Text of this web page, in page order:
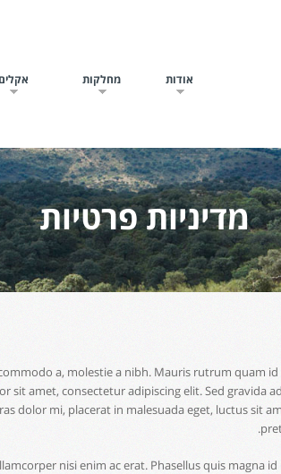
אודות מחלקות אקלים
מדיניות פרטיות
a, molestie a nibh. Mauris rutrum
sit amet, consectetur adipiscing elit. Sed gravida
dolor mi, placerat in malesuada eget, luctus sit
nisi enim ac erat. Phasellus quis